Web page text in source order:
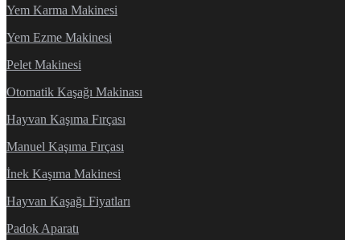
Yem Karma Makinesi
Yem Ezme Makinesi
Pelet Makinesi
Otomatik Kaşağı Makinası
Hayvan Kaşıma Fırçası
Manuel Kaşıma Fırçası
İnek Kaşıma Makinesi
Hayvan Kaşağı Fiyatları
Padok Aparatı